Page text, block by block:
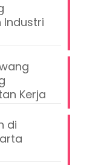
Industri
Kerja
di